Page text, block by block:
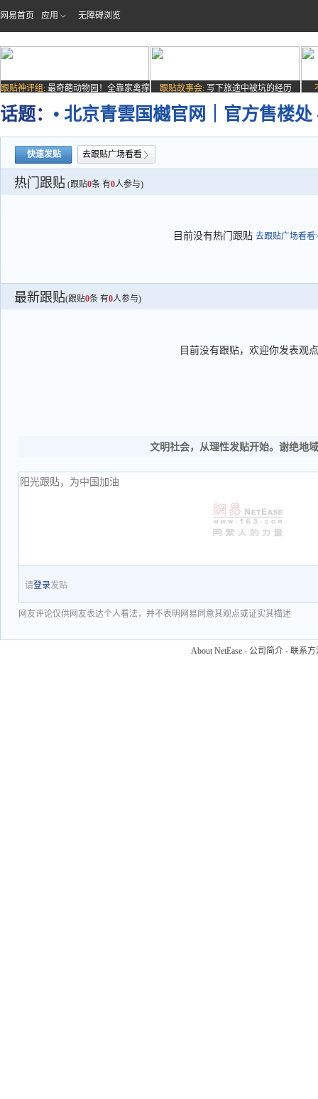
网易首页 应用 无障碍浏览
跟贴神评组: 最奇葩动物园！全靠家禽撑
场子
跟贴故事会: 写下旅途中被坑的经历
话题： • 北京青雲国樾官网｜官方售楼
快速发贴 去跟贴广场看看
热门跟贴 (跟贴0条 有0人参与)
目前没有热门跟贴 去跟贴广场看看
最新跟贴(跟贴0条 有0人参与)
目前没有跟贴，欢迎你发表观点
文明社会，从理性发贴开始。谢绝地
请登录发贴
网友评论仅供网友表达个人看法，并不表明网易同意其观点或证实其描述
About NetEase - 公司简介 - 联系方